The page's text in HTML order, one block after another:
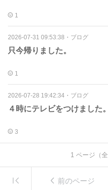
1
2026-07-31 09:53:38 ・ ブログ
只今帰りました。
1
2026-07-28 19:42:34 ・ ブログ
４時にテレビをつけました。
3
1 ページ（全
前のページ